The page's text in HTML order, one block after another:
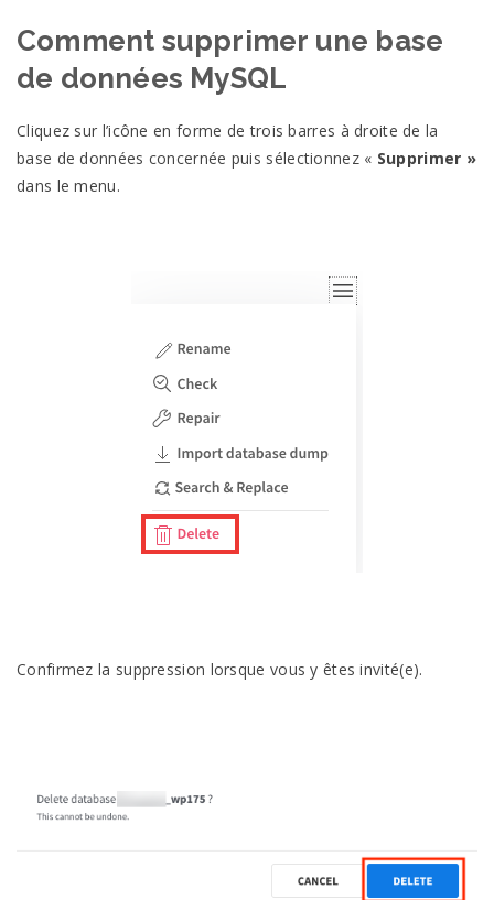
Comment supprimer une base
de données MySQL
Cliquez sur l’icône en forme de trois barres à droite de la
base de données concernée puis sélectionnez « Supprimer »
dans le menu.
Confirmez la suppression lorsque vous y êtes invité(e).